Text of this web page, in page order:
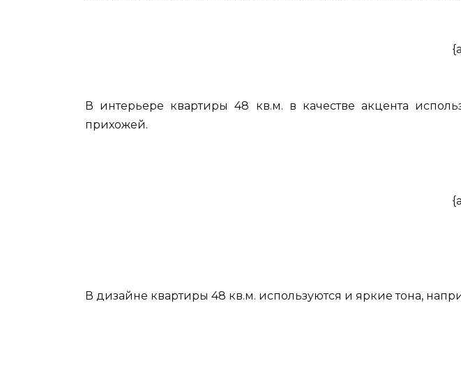
В интерьере квартиры 48 кв.м. в качестве акцента
прихожей.
В дизайне квартиры 48 кв.м. используются и яркие тона,